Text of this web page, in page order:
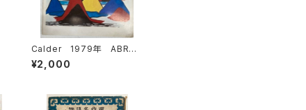
Calder 1979年 ABRA
MS
¥2,000